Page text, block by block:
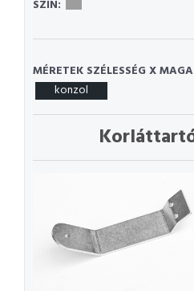
SZÍN:
MÉRETEK SZÉLESSÉG X
konzol